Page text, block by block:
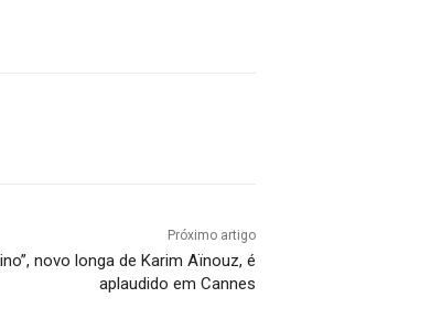
Próximo artigo
novo longa de Karim Aïnouz, é
aplaudido em Cannes